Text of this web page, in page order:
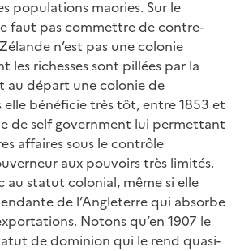
populations maories. Sur le
faut pas commettre de contre-
n’est pas une colonie
les richesses sont pillées par la
au départ une colonie de
bénéficie très tôt, entre 1853 et
de self government lui permettant
affaires sous le contrôle
aux pouvoirs très limités.
au statut colonial, même si elle
de l’Angleterre qui absorbe
Notons qu’en 1907 le
de dominion qui le rend quasi-